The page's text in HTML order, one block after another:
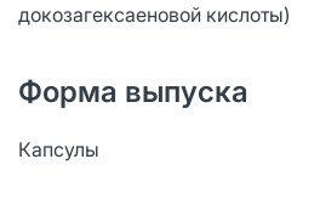
докозагексаеновой кислоты)
Форма выпуска
Капсулы